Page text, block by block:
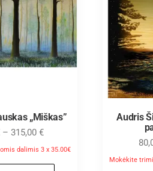
„Miškas”
– 315,00€
dalimis 3 x 35.00€
Audris
Mokėkite